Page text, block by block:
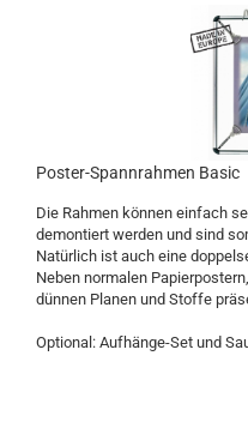
Poster-Spannrahmen Basic
Die Rahmen können einfach
demontiert werden und sind
Natürlich ist auch eine
Neben normalen
dünnen Planen und Stoffe
Optional: Aufhänge-Set und